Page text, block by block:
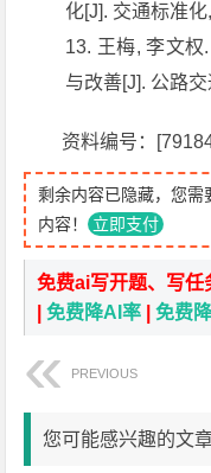
化[J]. 交通标准
王梅, 李文
与改善[J]. 公路
资料编号：
剩余内容已隐藏，您需
内容！ 立即支付
免费ai写开题、写
|免费降AI率 |免费
PREVIOUS
您可能感兴趣的文